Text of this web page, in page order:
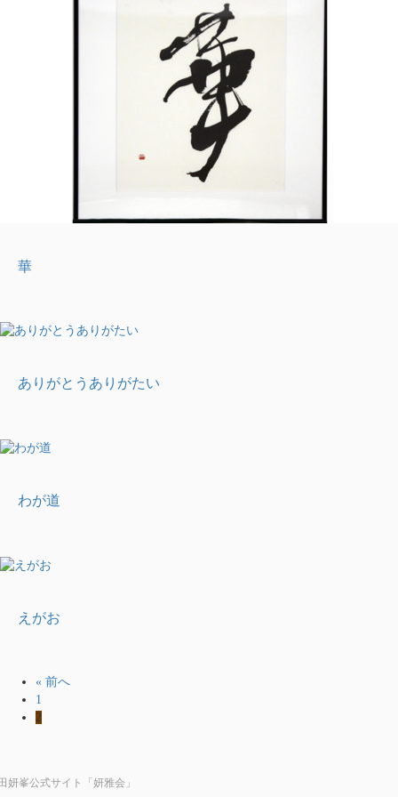
華
ありがとうありがたい
わが道
えがお
« 前へ
1
2
妍峯公式サイト「妍雅会」